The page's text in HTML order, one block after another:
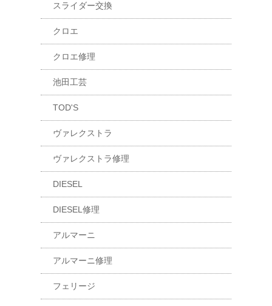
スライダー交換
クロエ
クロエ修理
池田工芸
TOD'S
ヴァレクストラ
ヴァレクストラ修理
DIESEL
DIESEL修理
アルマーニ
アルマーニ修理
フェリージ